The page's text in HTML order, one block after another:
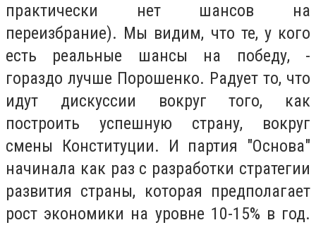
практически нет шансов на
переизбрание). Мы видим, что те, у кого
есть реальные шансы на победу, -
гораздо лучше Порошенко. Радует то, что
идут дискуссии вокруг того, как
построить успешную страну, вокруг
смены Конституции. И партия "Основа"
начинала как раз с разработки стратегии
развития страны, которая предполагает
рост экономики на уровне 10-15% в год.